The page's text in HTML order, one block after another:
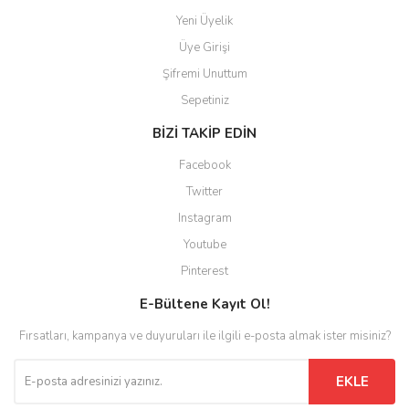
Yeni Üyelik
Üye Girişi
Şifremi Unuttum
Sepetiniz
BİZİ TAKİP EDİN
Facebook
Twitter
Instagram
Youtube
Pinterest
E-Bültene Kayıt Ol!
Fırsatları, kampanya ve duyuruları ile ilgili e-posta almak ister misiniz?
EKLE